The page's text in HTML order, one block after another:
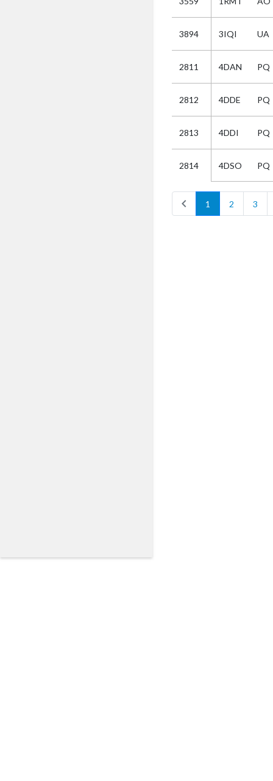
3894 3IQI UA
2811 4DAN PQ
2812 4DDE PQ
2813 4DDI PQ
2814 4DSO PQ
chevron_left 1 2 3